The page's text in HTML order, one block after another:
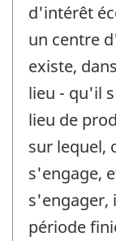
d'intérêt
un centre
existe,
lieu - qu'il
lieu de
sur lequel,
s'engage,
s'engager,
période